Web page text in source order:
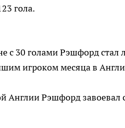
гола.
с 30 голами Рэшфорд
игроком месяца в
Англии Рэшфорд